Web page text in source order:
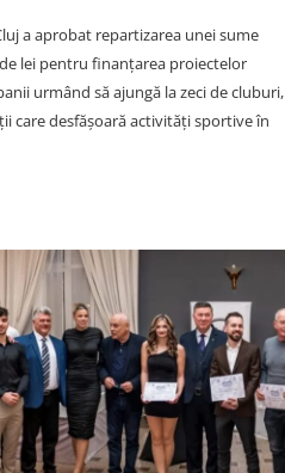
a aprobat repartizarea unei sume
lei pentru finanțarea proiectelor
urmând să ajungă la zeci de cluburi,
care desfășoară activități sportive în